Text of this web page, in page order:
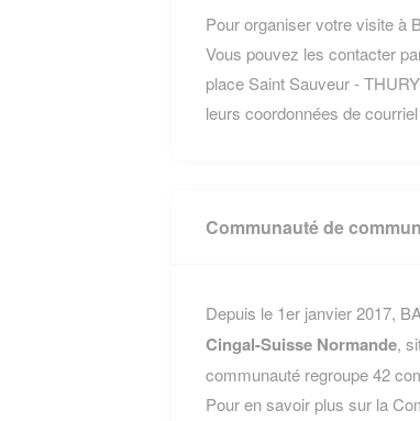
Pour organiser votre visite à
Vous pouvez les contacter
place Saint Sauveur -
leurs coordonnées de
Communauté de
Depuis le 1er janvier 2017,
Cingal-Suisse Normande,
communauté regroupe 42
Pour en savoir plus sur la